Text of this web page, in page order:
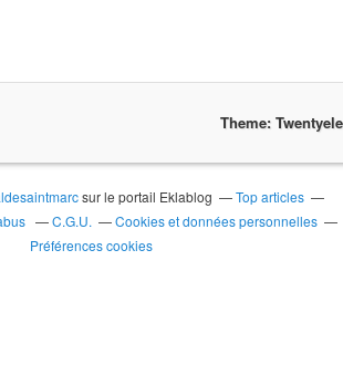
Theme:
sur le portail Eklablog
Top articles
C.G.U.
Cookies et données personnelles
Préférences cookies